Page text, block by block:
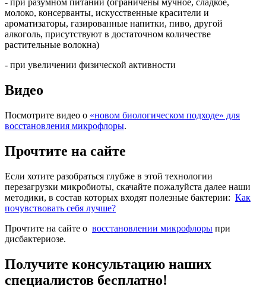
- при разумном питании (ограничены мучное, сладкое,
молоко, консерванты, искусственные красители и
ароматизаторы, газированные напитки, пиво, другой
алкоголь, присутствуют в достаточном количестве
растительные волокна)
- при увеличении физической активности
Видео
Посмотрите видео о «новом биологическом подходе» для
восстановления микрофлоры.
Прочтите на сайте
Если хотите разобраться глубже в этой технологии
перезагрузки микробиоты, скачайте пожалуйста далее наши
методики, в состав которых входят полезные бактерии: Как
почувствовать себя лучше?
Прочтите на сайте о восстановлении микрофлоры при
дисбактериозе.
Получите консультацию наших
специалистов бесплатно!